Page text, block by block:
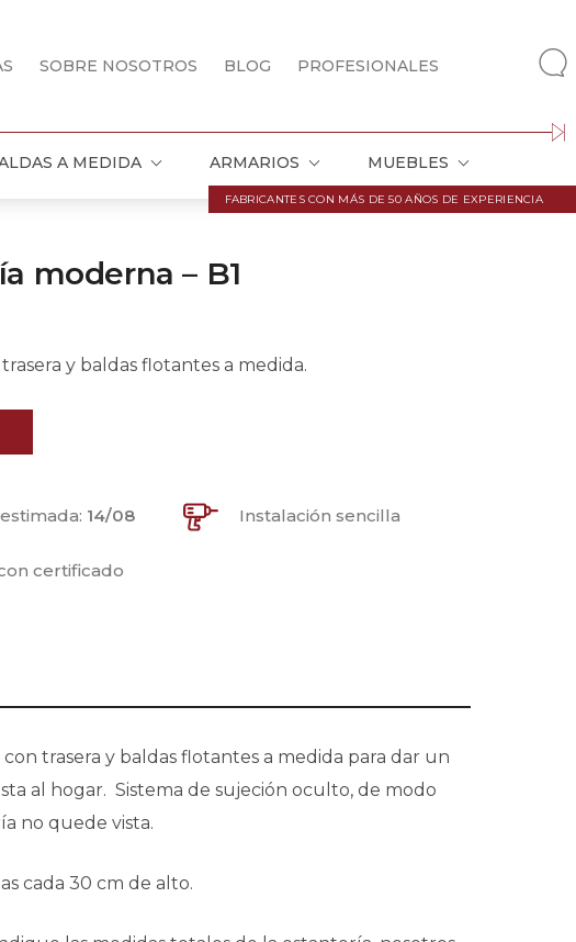
SOBRE NOSOTROS BLOG PROFESIONALES
FABRICANTES CON MÁS DE 50 AÑOS DE EXPERIENCIA
A MEDIDA ARMARIOS MUEBLES
moderna – B1
y baldas flotantes a medida.
14/08 Instalación sencilla
certificado
trasera y baldas flotantes a medida para dar un
al hogar. Sistema de sujeción oculto, de modo
no quede vista.
cada 30 cm de alto.